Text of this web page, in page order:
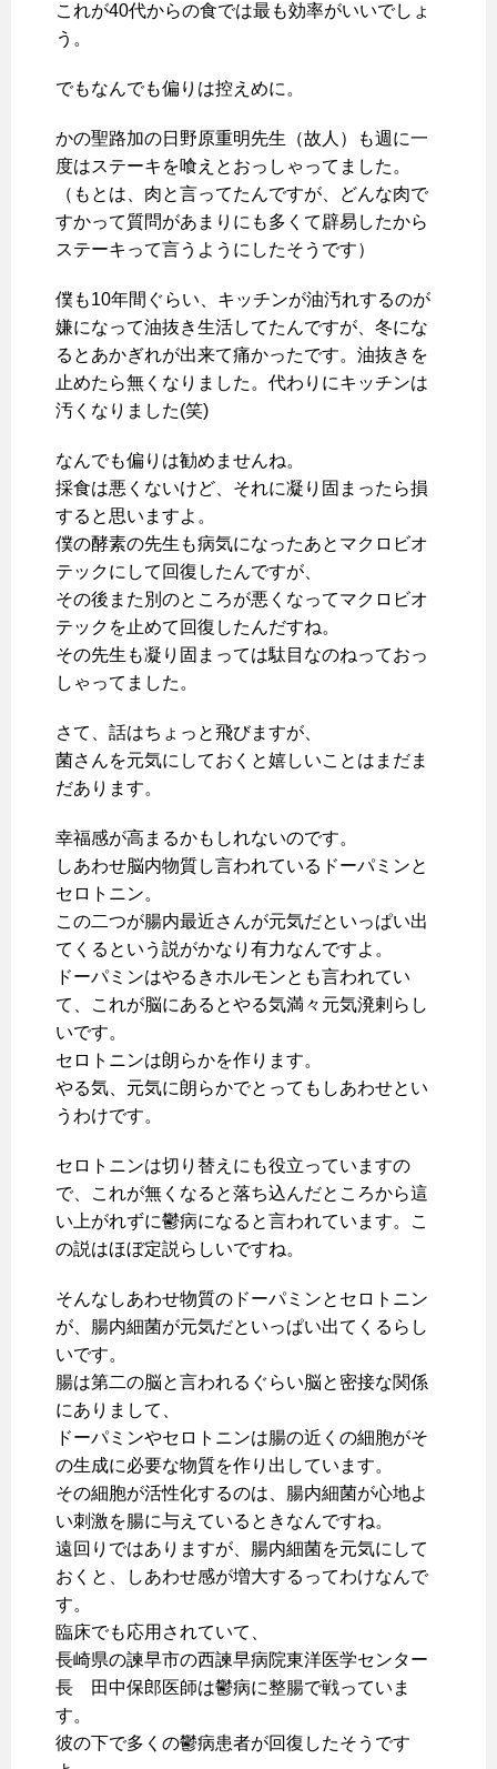
これが40代からの食では最も効率がいいでしょ
う。
でもなんでも偏りは控えめに。
かの聖路加の日野原重明先生（故人）も週に一
度はステーキを喰えとおっしゃってました。
（もとは、肉と言ってたんですが、どんな肉で
すかって質問があまりにも多くて辟易したから
ステーキって言うようにしたそうです）
僕も10年間ぐらい、キッチンが油汚れするのが
嫌になって油抜き生活してたんですが、冬にな
るとあかぎれが出来て痛かったです。油抜きを
止めたら無くなりました。代わりにキッチンは
汚くなりました(笑)
なんでも偏りは勧めませんね。
採食は悪くないけど、それに凝り固まったら損
すると思いますよ。
僕の酵素の先生も病気になったあとマクロビオ
テックにして回復したんですが、
その後また別のところが悪くなってマクロビオ
テックを止めて回復したんだすね。
その先生も凝り固まっては駄目なのねっておっ
しゃってました。
さて、話はちょっと飛びますが、
菌さんを元気にしておくと嬉しいことはまだま
だあります。
幸福感が高まるかもしれないのです。
しあわせ脳内物質し言われているドーパミンと
セロトニン。
この二つが腸内最近さんが元気だといっぱい出
てくるという説がかなり有力なんですよ。
ドーパミンはやるきホルモンとも言われてい
て、これが脳にあるとやる気満々元気溌剌らし
いです。
セロトニンは朗らかを作ります。
やる気、元気に朗らかでとってもしあわせとい
うわけです。
セロトニンは切り替えにも役立っていますの
で、これが無くなると落ち込んだところから這
い上がれずに鬱病になると言われています。こ
の説はほぼ定説らしいですね。
そんなしあわせ物質のドーパミンとセロトニン
が、腸内細菌が元気だといっぱい出てくるらし
いです。
腸は第二の脳と言われるぐらい脳と密接な関係
にありまして、
ドーパミンやセロトニンは腸の近くの細胞がそ
の生成に必要な物質を作り出しています。
その細胞が活性化するのは、腸内細菌が心地よ
い刺激を腸に与えているときなんですね。
遠回りではありますが、腸内細菌を元気にして
おくと、しあわせ感が増大するってわけなんで
す。
臨床でも応用されていて、
長崎県の諫早市の西諫早病院東洋医学センター
長 田中保郎医師は鬱病に整腸で戦っていま
す。
彼の下で多くの鬱病患者が回復したそうです